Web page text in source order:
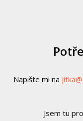
Napište mi na
Jsem tu